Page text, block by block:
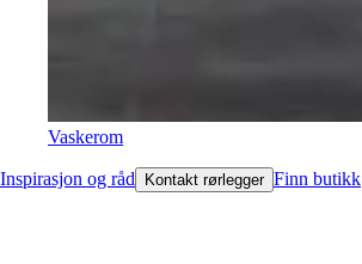
Vaskerom
Inspirasjon og råd Kontakt rørlegger Finn butikk